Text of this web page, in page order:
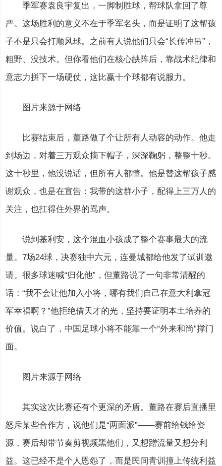
季军赛袁良宇复出，一脚制胜球，帮球队拿回了尊
严。这场胜利的意义不在于季军名头，而是证明了这帮孩
子不是只会打顺风球。之前有人说他们只会“长传冲吊”，
粗野、没技术。但你看他们在核心缺阵后，靠战术纪律和
意志力拼下一场硬仗，这比赢十个球都有说服力。
图片来源于网络
比赛结束后，董路做了个让所有人动容的动作。他走
到场边，对着三万观众摘下帽子，深深鞠躬，整整十秒。
这十秒里，他没说话，但所有人都懂。他是替这帮孩子感
谢观众，也是在宣告：我带的这群小子，配得上三万人的
关注，也扛得住外界的骂声。
说到基利安，这个混血小孩成了整个赛事最大的流
量。7场24球，决赛独中六元，连曼城都给他发了试训邀
请。很多球迷喊“归化他”，但董路说了一句非常清醒的
话：“我不会让他加入小将，哪有我们自己在意大利拿冠
军幸福啊？”他拒绝借天才的光，坚持要证明本土培养的
价值。说白了，中国足球小将不能靠一个“外来和尚”撑门
面。
图片来源于网络
其实这次比赛还有个更深的矛盾。董路在赛后直播里
怒斥某些合作方，说他们是“两面派”——赛前给钱给资
源，赛后却带节奏剪视频黑他们，又想蹭流量又想分利
益。这已经不是个人恩怨了，而是民间青训撞上传统利益